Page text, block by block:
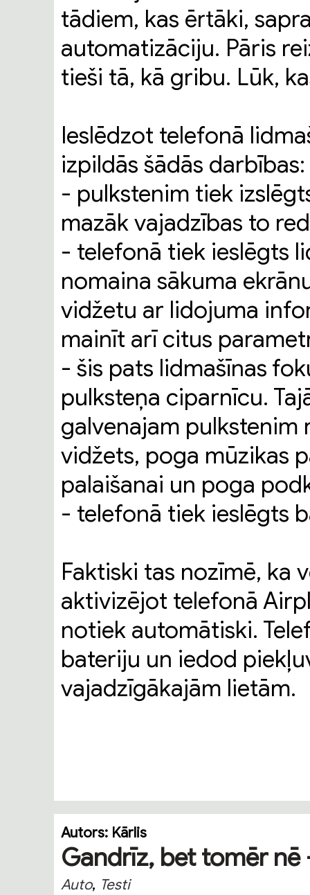
tādiem, kas ērtāki,
automatizāciju. Pāris
tieši tā, kā gribu. Lūk,
Ieslēdzot telefonā
izpildās šādās darbības:
- pulkstenim tiek
mazāk vajadzības to
- telefonā tiek ieslēgts
nomaina sākuma
vidžetu ar lidojuma
mainīt arī citus
- šis pats lidmašīnas
pulksteņa ciparnīcu.
galvenajam pulkstenim
vidžets, poga mūzikas
palaišanai un poga
- telefonā tiek ieslēgts
Faktiski tas nozīmē, ka
aktivizējot telefonā
notiek automātiski.
bateriju un iedod
vajadzīgākajām lietām.
Autors: Kārlis
Gandrīz, bet tomēr
Auto, Testi